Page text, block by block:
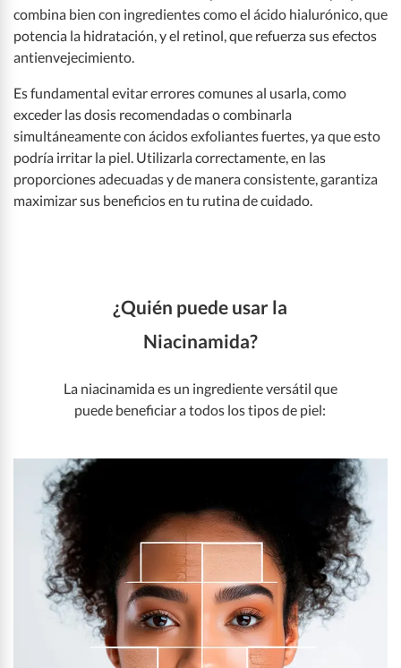
combina bien con ingredientes como el ácido hialurónico, que
potencia la hidratación, y el retinol, que refuerza sus efectos
antienvejecimiento.
Es fundamental evitar errores comunes al usarla, como
exceder las dosis recomendadas o combinarla
simultáneamente con ácidos exfoliantes fuertes, ya que esto
podría irritar la piel. Utilizarla correctamente, en las
proporciones adecuadas y de manera consistente, garantiza
maximizar sus beneficios en tu rutina de cuidado.
¿Quién puede usar la
Niacinamida?
La niacinamida es un ingrediente versátil que
puede beneficiar a todos los tipos de piel: